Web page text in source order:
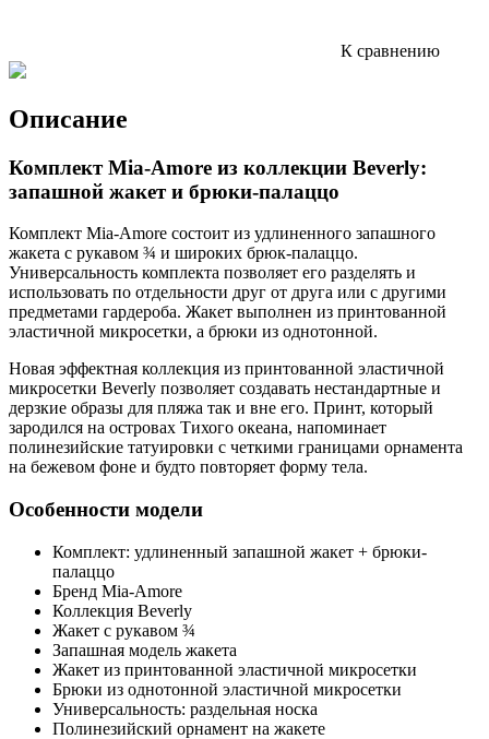
К сравнению
Описание
Комплект Mia-Amore из коллекции Beverly:
запашной жакет и брюки-палаццо
Комплект Mia-Amore состоит из удлиненного запашного
жакета с рукавом ¾ и широких брюк-палаццо.
Универсальность комплекта позволяет его разделять и
использовать по отдельности друг от друга или с другими
предметами гардероба. Жакет выполнен из принтованной
эластичной микросетки, а брюки из однотонной.
Новая эффектная коллекция из принтованной эластичной
микросетки Beverly позволяет создавать нестандартные и
дерзкие образы для пляжа так и вне его. Принт, который
зародился на островах Тихого океана, напоминает
полинезийские татуировки с четкими границами орнамента
на бежевом фоне и будто повторяет форму тела.
Особенности модели
Комплект: удлиненный запашной жакет + брюки-
палаццо
Бренд Mia-Amore
Коллекция Beverly
Жакет с рукавом ¾
Запашная модель жакета
Жакет из принтованной эластичной микросетки
Брюки из однотонной эластичной микросетки
Универсальность: раздельная носка
Полинезийский орнамент на жакете